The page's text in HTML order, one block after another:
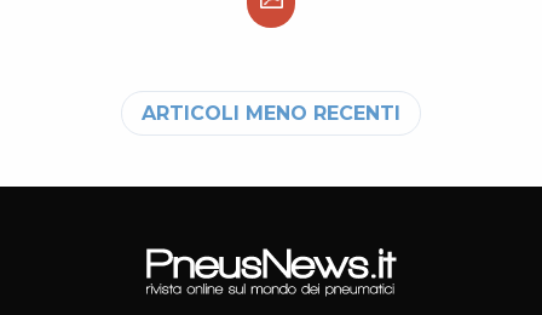
Navigazione articoliARTICOLI MENO RECENTI